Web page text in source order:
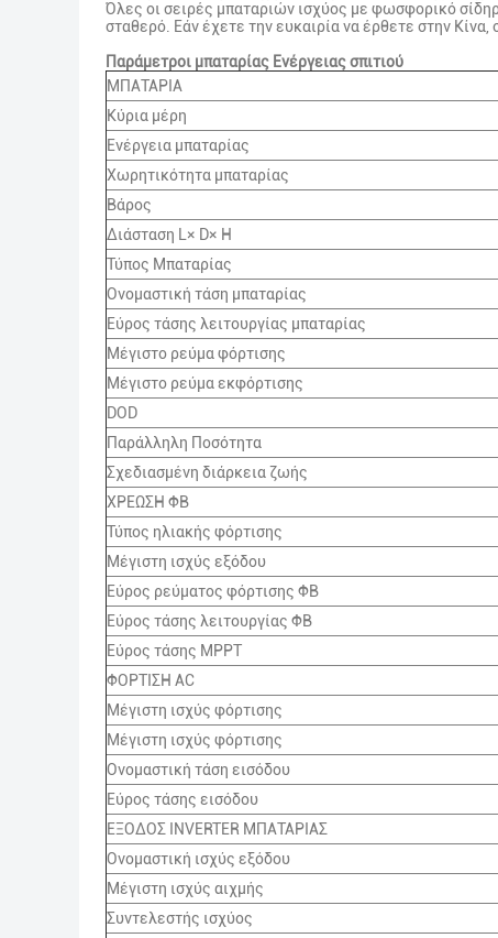
Όλες οι σειρές μπαταριών ισχύος με φωσφορικό
σταθερό. Εάν έχετε την ευκαιρία να έρθετε στην
Παράμετροι μπαταρίας Ενέργειας σπιτιού
ΜΠΑΤΑΡΙΑ
Κύρια μέρη
Ενέργεια μπαταρίας
Χωρητικότητα μπαταρίας
Βάρος
Διάσταση L× D× H
Τύπος Μπαταρίας
Ονομαστική τάση μπαταρίας
Εύρος τάσης λειτουργίας μπαταρίας
Μέγιστο ρεύμα φόρτισης
Μέγιστο ρεύμα εκφόρτισης
DOD
Παράλληλη Ποσότητα
Σχεδιασμένη διάρκεια ζωής
ΧΡΕΩΣΗ ΦΒ
Τύπος ηλιακής φόρτισης
Μέγιστη ισχύς εξόδου
Εύρος ρεύματος φόρτισης ΦΒ
Εύρος τάσης λειτουργίας ΦΒ
Εύρος τάσης MPPT
ΦΟΡΤΙΣΗ AC
Μέγιστη ισχύς φόρτισης
Μέγιστη ισχύς φόρτισης
Ονομαστική τάση εισόδου
Εύρος τάσης εισόδου
ΕΞΟΔΟΣ INVERTER ΜΠΑΤΑΡΙΑΣ
Ονομαστική ισχύς εξόδου
Μέγιστη ισχύς αιχμής
Συντελεστής ισχύος